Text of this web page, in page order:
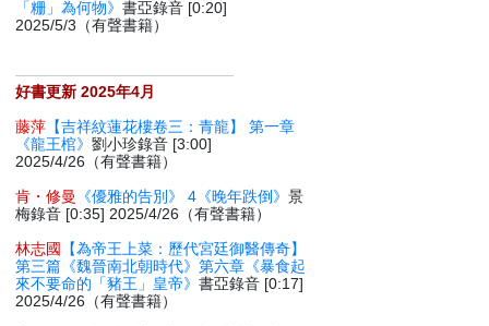
「粣」為何物》書亞錄音 [0:20]
2025/5/3（有聲書籍）
好書更新 2025年4月
藤萍 【吉祥紋蓮花樓卷三：青龍】 第一章
《龍王棺》劉小珍錄音 [3:00]
2025/4/26（有聲書籍）
肯・修曼
《優雅的告別》 4《晚年跌倒》景
梅錄音 [0:35] 2025/4/26（有聲書籍）
林志國
【為帝王上菜：歷代宮廷御醫傳奇】
第三篇《魏晉南北朝時代》第六章《暴食起
來不要命的「豬王」皇帝》書亞錄音 [0:17]
2025/4/26（有聲書籍）